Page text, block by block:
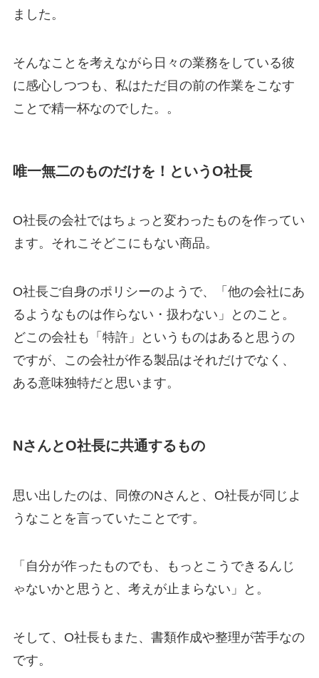
ました。
そんなことを考えながら日々の業務をしている彼
に感心しつつも、私はただ目の前の作業をこなす
ことで精一杯なのでした。。
唯一無二のものだけを！というO社長
O社長の会社ではちょっと変わったものを作ってい
ます。それこそどこにもない商品。
O社長ご自身のポリシーのようで、「他の会社にあ
るようなものは作らない・扱わない」とのこと。
どこの会社も「特許」というものはあると思うの
ですが、この会社が作る製品はそれだけでなく、
ある意味独特だと思います。
NさんとO社長に共通するもの
思い出したのは、同僚のNさんと、O社長が同じよ
うなことを言っていたことです。
「自分が作ったものでも、もっとこうできるんじ
ゃないかと思うと、考えが止まらない」と。
そして、O社長もまた、書類作成や整理が苦手なの
です。